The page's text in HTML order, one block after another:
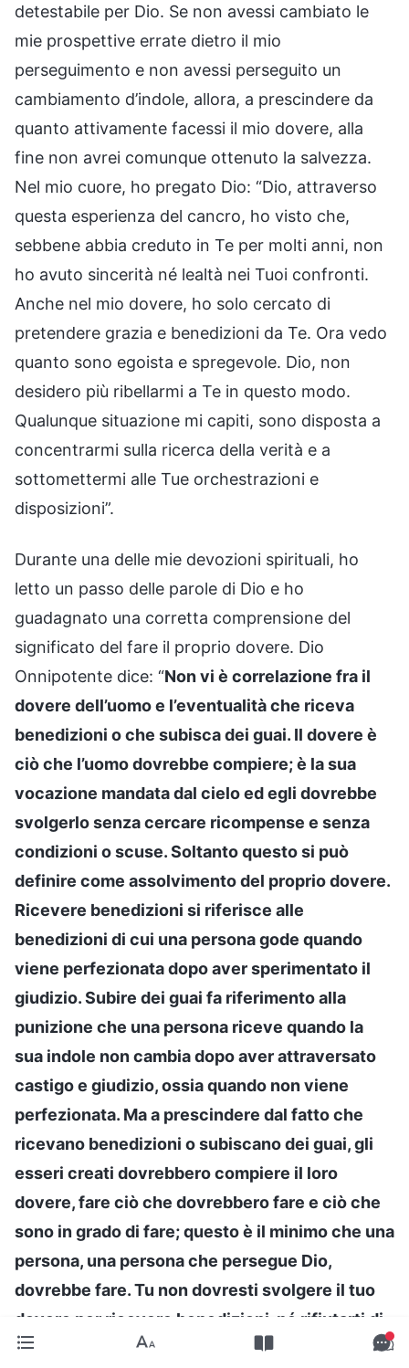
detestabile per Dio. Se non avessi cambiato le
mie prospettive errate dietro il mio
perseguimento e non avessi perseguito un
cambiamento d’indole, allora, a prescindere da
quanto attivamente facessi il mio dovere, alla
fine non avrei comunque ottenuto la salvezza.
Nel mio cuore, ho pregato Dio: “Dio, attraverso
questa esperienza del cancro, ho visto che,
sebbene abbia creduto in Te per molti anni, non
ho avuto sincerità né lealtà nei Tuoi confronti.
Anche nel mio dovere, ho solo cercato di
pretendere grazia e benedizioni da Te. Ora vedo
quanto sono egoista e spregevole. Dio, non
desidero più ribellarmi a Te in questo modo.
Qualunque situazione mi capiti, sono disposta a
concentrarmi sulla ricerca della verità e a
sottomettermi alle Tue orchestrazioni e
disposizioni”.
Durante una delle mie devozioni spirituali, ho
letto un passo delle parole di Dio e ho
guadagnato una corretta comprensione del
significato del fare il proprio dovere. Dio
Onnipotente dice: “Non vi è correlazione fra il
dovere dell’uomo e l’eventualità che riceva
benedizioni o che subisca dei guai. Il dovere è
ciò che l’uomo dovrebbe compiere; è la sua
vocazione mandata dal cielo ed egli dovrebbe
svolgerlo senza cercare ricompense e senza
condizioni o scuse. Soltanto questo si può
definire come assolvimento del proprio dovere.
Ricevere benedizioni si riferisce alle
benedizioni di cui una persona gode quando
viene perfezionata dopo aver sperimentato il
giudizio. Subire dei guai fa riferimento alla
punizione che una persona riceve quando la
sua indole non cambia dopo aver attraversato
castigo e giudizio, ossia quando non viene
perfezionata. Ma a prescindere dal fatto che
ricevano benedizioni o subiscano dei guai, gli
esseri creati dovrebbero compiere il loro
dovere, fare ciò che dovrebbero fare e ciò che
sono in grado di fare; questo è il minimo che una
persona, una persona che persegue Dio,
dovrebbe fare. Tu non dovresti svolgere il tuo
dovere per ricevere benedizioni, né rifiutarti di
svolgerlo per timore di subire dei guai. Lasciate